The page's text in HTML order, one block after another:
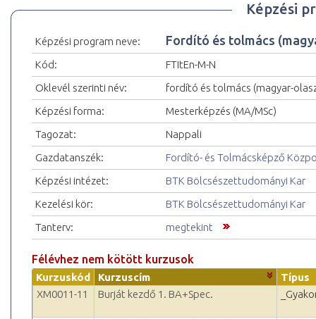
Képzési
Képzési program neve: Fordító és tolmács
Kód:
FTItEn-M-N
Oklevél szerinti név:
fordító és tolmács (magyar-
Képzési forma:
Mesterképzés (MA/MSc)
Tagozat:
Nappali
Gazdatanszék:
Fordító- és Tolmácsképző
Képzési intézet:
BTK Bölcsészettudományi Kar
Kezelési kör:
BTK Bölcsészettudományi Kar
Tanterv:
megtekint
Félévhez nem kötött kurzusok
Kurzuskód Kurzuscím
Típus
XM0011-11
Burját kezdő 1. BA+Spec.